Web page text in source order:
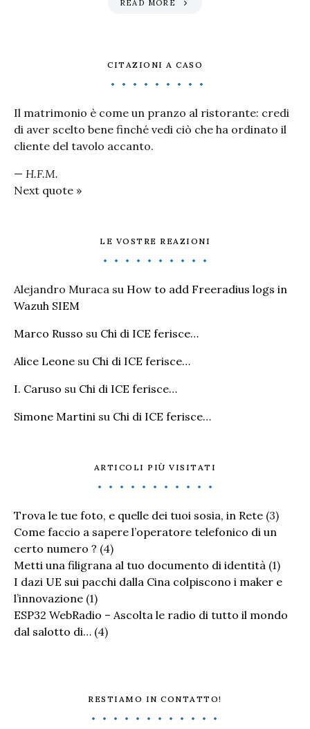
READ MORE
CITAZIONI A CASO
Il matrimonio è come un pranzo al ristorante: credi
di aver scelto bene finché vedi ciò che ha ordinato il
cliente del tavolo accanto.
— H.F.M.
Next quote »
LE VOSTRE REAZIONI
Alejandro Muraca su How to add Freeradius logs in
Wazuh SIEM
Marco Russo su Chi di ICE ferisce…
Alice Leone su Chi di ICE ferisce…
I. Caruso su Chi di ICE ferisce…
Simone Martini su Chi di ICE ferisce…
ARTICOLI PIÙ VISITATI
Trova le tue foto, e quelle dei tuoi sosia, in Rete (3)
Come faccio a sapere l’operatore telefonico di un
certo numero ? (4)
Metti una filigrana al tuo documento di identità (1)
I dazi UE sui pacchi dalla Cina colpiscono i maker e
l’innovazione (1)
ESP32 WebRadio – Ascolta le radio di tutto il mondo
dal salotto di… (4)
RESTIAMO IN CONTATTO!